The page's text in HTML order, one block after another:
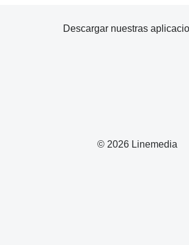
© 2026 Linemedia
Descargar nuestras